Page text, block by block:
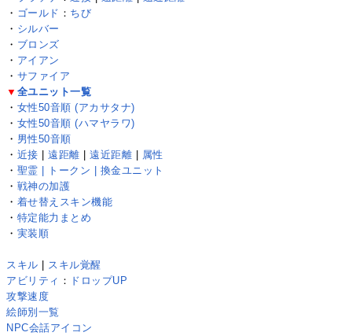
・ ゴールド ： ちび
・ シルバー
・ ブロンズ
・ アイアン
・ サファイア
▼ 全ユニット一覧
・ 女性50音順 (アカサタナ)
・ 女性50音順 (ハマヤラワ)
・ 男性50音順
・ 近接 |遠距離 |遠近距離 | 属性
・ 聖霊 | トークン | 換金ユニット
・ 戦神の加護
・ 着せ替えスキン機能
・ 特定能力まとめ
・ 実装順
スキル | スキル覚醒
アビリティ ： ドロップUP
攻撃速度
絵師別一覧
NPC会話アイコン